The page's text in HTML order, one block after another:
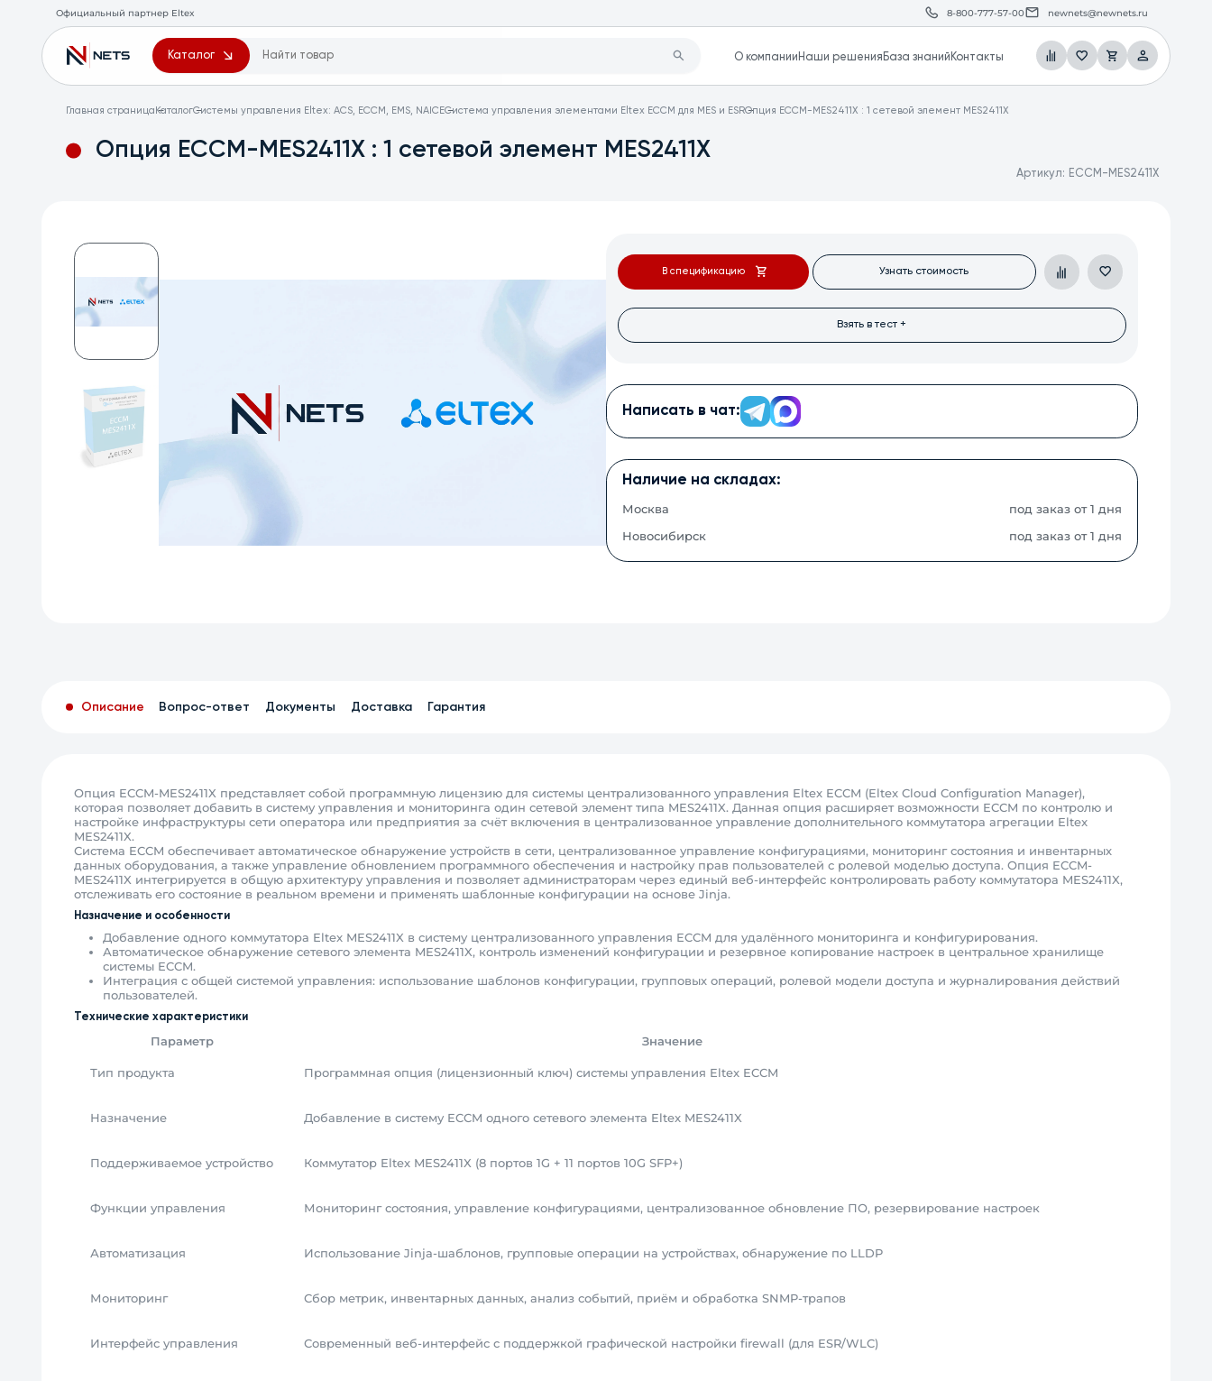
Официальный партнер Eltex 8-800-777-57-00 newnets@newnets.ru
Каталог О компании Наши решения База знаний Контакты
Главная страницаКаталогСистемы управления Eltex: ACS, ECCM, EMS, NAICEСистема управления элементами Eltex ECCM для MES и ESRОпция ECCM-MES2411X : 1 сетевой элемент MES2411X
Опция ECCM-MES2411X : 1 сетевой элемент MES2411X
Артикул: ECCM-MES2411X
В спецификацию Узнать стоимость
Взять в тест +
Написать в чат:
Наличие на складах:
Москва
под заказ от 1 дня
Новосибирск
под заказ от 1 дня
Описание Вопрос-ответ Документы Доставка Гарантия
Опция ECCM-MES2411X представляет собой программную лицензию для системы централизованного управления Eltex ECCM (Eltex Cloud Configuration Manager),
которая позволяет добавить в систему управления и мониторинга один сетевой элемент типа MES2411X. Данная опция расширяет возможности ECCM по контролю и
настройке инфраструктуры сети оператора или предприятия за счёт включения в централизованное управление дополнительного коммутатора агрегации Eltex
MES2411X.
Система ECCM обеспечивает автоматическое обнаружение устройств в сети, централизованное управление конфигурациями, мониторинг состояния и инвентарных
данных оборудования, а также управление обновлением программного обеспечения и настройку прав пользователей с ролевой моделью доступа. Опция ECCM-
MES2411X интегрируется в общую архитектуру управления и позволяет администраторам через единый веб-интерфейс контролировать работу коммутатора MES2411X,
отслеживать его состояние в реальном времени и применять шаблонные конфигурации на основе Jinja.
Назначение и особенности
Добавление одного коммутатора Eltex MES2411X в систему централизованного управления ECCM для удалённого мониторинга и конфигурирования.
Автоматическое обнаружение сетевого элемента MES2411X, контроль изменений конфигурации и резервное копирование настроек в центральное хранилище
системы ECCM.
Интеграция с общей системой управления: использование шаблонов конфигурации, групповых операций, ролевой модели доступа и журналирования действий
пользователей.
Технические характеристики
Параметр Значение
Тип продукта Программная опция (лицензионный ключ) системы управления Eltex ECCM
Назначение Добавление в систему ECCM одного сетевого элемента Eltex MES2411X
Поддерживаемое устройство Коммутатор Eltex MES2411X (8 портов 1G + 11 портов 10G SFP+)
Функции управления Мониторинг состояния, управление конфигурациями, централизованное обновление ПО, резервирование настроек
Автоматизация Использование Jinja-шаблонов, групповые операции на устройствах, обнаружение по LLDP
Мониторинг Сбор метрик, инвентарных данных, анализ событий, приём и обработка SNMP-трапов
Интерфейс управления Современный веб-интерфейс с поддержкой графической настройки firewall (для ESR/WLC)